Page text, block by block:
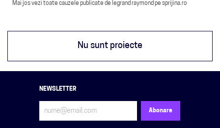
Mai jos vezi toate cauzele publicate de legrand raymond pe sprijina.ro
Nu sunt proiecte
NEWSLETTER